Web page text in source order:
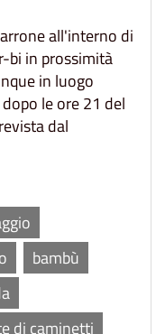
all'interno di
bi in prossimità
in luogo
le ore 21 del
dal
bambù
di caminetti